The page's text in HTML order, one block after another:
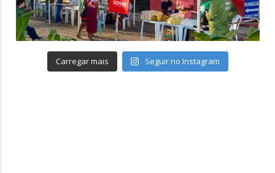
Carregar mais Seguir no Instagram